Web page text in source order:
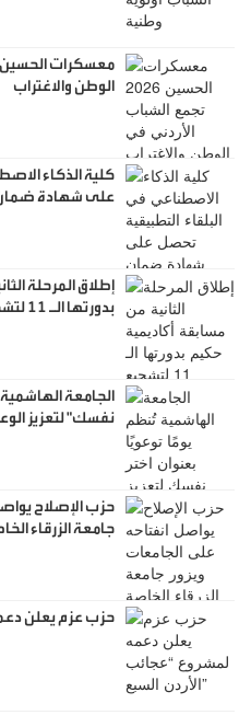
الوطن والاغتراب
كلية الذكاء
على شهادة ضمان
إطلاق المرحلة
بدورتها الـ 11 لتشجيع الابتكار التكنولوجي الطبي
الجامعة الهاشمية
نفسك" لتعزيز
حزب الإصلاح
جامعة الزرقاء
حزب عزم يعلن